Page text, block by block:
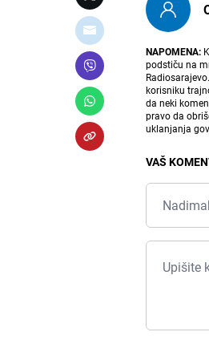
NAPOMENA:
podstiču na
korisniku
da neki
pravo da
uklanjanja
VAŠ